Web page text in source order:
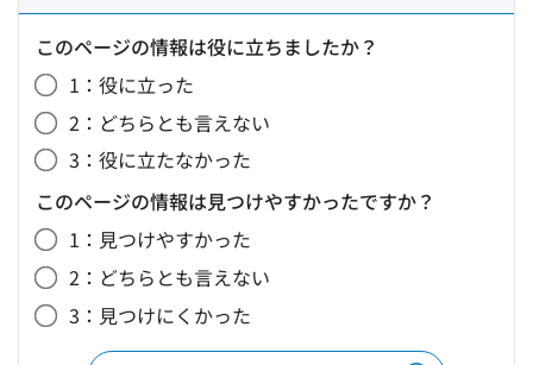
このページの情報は役に立ちましたか？
1：役に立った
2：どちらとも言えない
3：役に立たなかった
このページの情報は見つけやすかったですか？
1：見つけやすかった
2：どちらとも言えない
3：見つけにくかった